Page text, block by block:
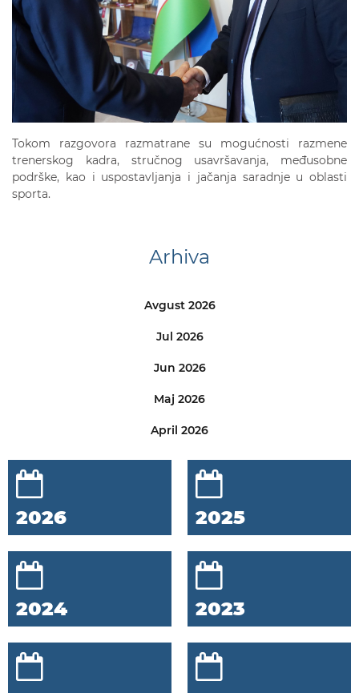
Tokom razgovora razmatrane su mogućnosti razmene
trenerskog kadra, stručnog usavršavanja, međusobne
podrške, kao i uspostavljanja i jačanja saradnje u oblasti
sporta.
Arhiva
Avgust 2026
Jul 2026
Jun 2026
Maj 2026
April 2026
2026 2025
2024 2023